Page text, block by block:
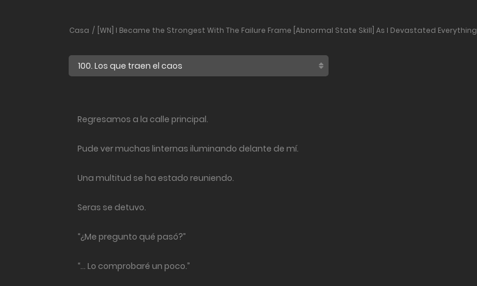
Casa [WN] I Became the Strongest With The Failure Frame [Abnormal State Skill] As I Devastated Everything
Regresamos a la calle principal.
Pude ver muchas linternas iluminando delante de mí.
Una multitud se ha estado reuniendo.
Seras se detuvo.
“¿Me pregunto qué pasó?”
“… Lo comprobaré un poco.”